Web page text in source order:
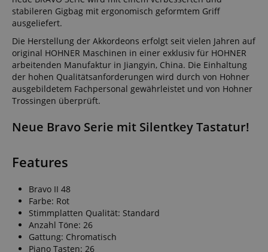
stabileren Gigbag mit ergonomisch geformtem Griff
ausgeliefert.
Die Herstellung der Akkordeons erfolgt seit vielen Jahren auf
original HOHNER Maschinen in einer exklusiv für HOHNER
arbeitenden Manufaktur in Jiangyin, China. Die Einhaltung
der hohen Qualitätsanforderungen wird durch von Hohner
ausgebildetem Fachpersonal gewährleistet und von Hohner
Trossingen überprüft.
Neue Bravo Serie mit Silentkey Tastatur!
Features
Bravo II 48
Farbe: Rot
Stimmplatten Qualität: Standard
Anzahl Töne: 26
Gattung: Chromatisch
Piano Tasten: 26